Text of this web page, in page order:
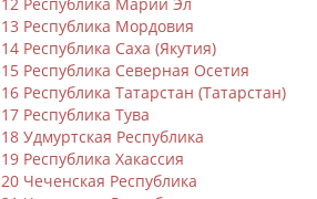
13 Республика Мордовия
14 Республика Саха (Якутия)
15 Республика Северная Осетия
16 Республика Татарстан (Татарстан)
17 Республика Тува
18 Удмуртская Республика
19 Республика Хакассия
20 Чеченская Республика